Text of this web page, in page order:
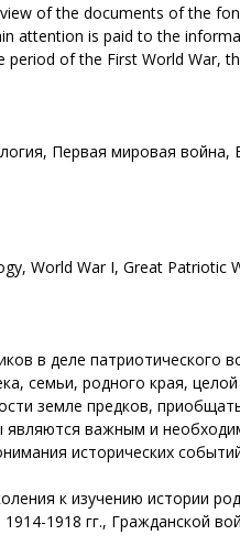
of the documents of the
attention is paid to the
of the First World War,
Первая мировая
World War I, Great
в деле патриотического
семьи, родного края,
земле предков,
важным и
исторических
к изучению истории
1918 гг., Гражданской